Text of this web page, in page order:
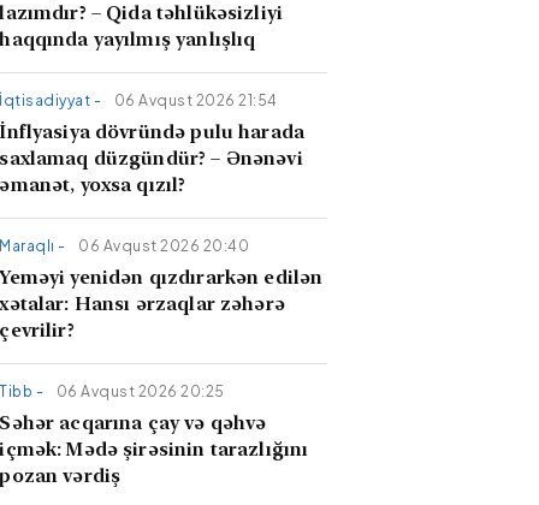
lazımdır? – Qida təhlükəsizliyi
haqqında yayılmış yanlışlıq
İqtisadiyyat - 06 Avqust 2026 21:54
İnflyasiya dövründə pulu harada
saxlamaq düzgündür? – Ənənəvi
əmanət, yoxsa qızıl?
Maraqlı - 06 Avqust 2026 20:40
Yeməyi yenidən qızdırarkən edilən
xətalar: Hansı ərzaqlar zəhərə
çevrilir?
Tibb - 06 Avqust 2026 20:25
​Səhər acqarına çay və qəhvə
içmək: Mədə şirəsinin tarazlığını
pozan vərdiş